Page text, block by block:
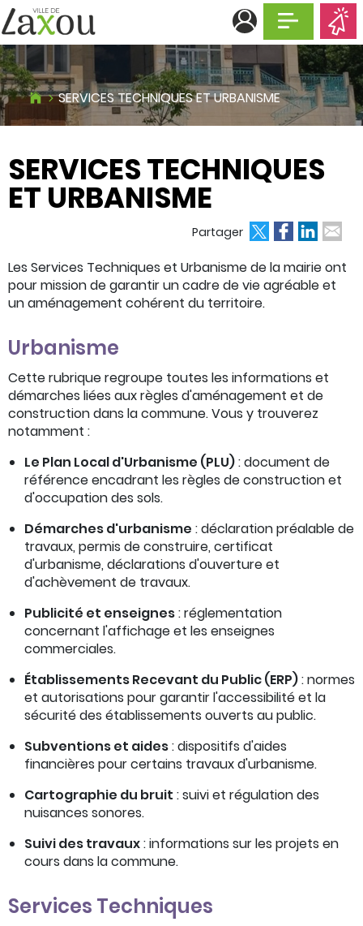
Afficher la
SERVICES TECHNIQUES ET URBANISME
SERVICES TECHNIQUES
ET URBANISME
Partager
Les Services Techniques et Urbanisme de la mairie ont
pour mission de garantir un cadre de vie agréable et
un aménagement cohérent du territoire.
Urbanisme
Cette rubrique regroupe toutes les informations et
démarches liées aux règles d'aménagement et de
construction dans la commune. Vous y trouverez
notamment :
Le Plan Local d'Urbanisme (PLU): document de
référence encadrant les règles de construction et
d'occupation des sols.
Démarches d'urbanisme : déclaration préalable de
travaux, permis de construire, certificat
d'urbanisme, déclarations d'ouverture et
d'achèvement de travaux.
Publicité et enseignes: réglementation
concernant l'affichage et les enseignes
commerciales.
Établissements Recevant du Public (ERP): normes
et autorisations pour garantir l'accessibilité et la
sécurité des établissements ouverts au public.
Subventions et aides: dispositifs d'aides
financières pour certains travaux d'urbanisme.
Cartographie du bruit : suivi et régulation des
nuisances sonores.
Suivi des travaux: informations sur les projets en
cours dans la commune.
Services Techniques